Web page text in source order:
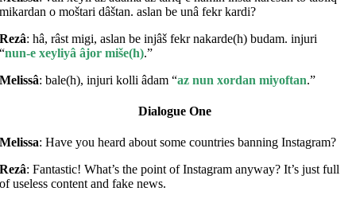
mikardan o moštari dâštan. aslan be unâ fekr kardi?
Rezâ: hâ, râst migi, aslan be injâš fekr nakarde(h) budam. injuri
“nun-e xeyliyâ âjor miše(h).”
Melissâ: bale(h), injuri kolli âdam “az nun xordan miyoftan.”
Dialogue One
Melissa: Have you heard about some countries banning Instagram?
Rezâ: Fantastic! What’s the point of Instagram anyway? It’s just full
of useless content and fake news.